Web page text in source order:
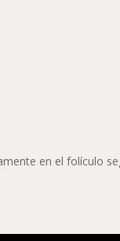
en el folículo